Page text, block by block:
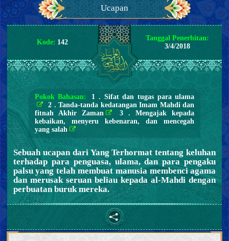
Ucapan
Kode: 142
Tanggal Penerbitan:
3/4/2018
Pokok Bahasan:
1 . Sifat dan tugas para ulama
2 . Tanda-tanda kedatangan Imam Mahdi dan
fitnah Akhir Zaman
3 . Mengajak kepada
kebaikan, menyeru kebenaran, dan mencegah
yang salah
Sebuah ucapan dari Yang Terhormat tentang keluhan
terhadap para penguasa, ulama, dan para pengaku
palsu yang telah membuat manusia membenci agama
dan merusak seruan beliau kepada al-Mahdi dengan
perbuatan buruk mereka.